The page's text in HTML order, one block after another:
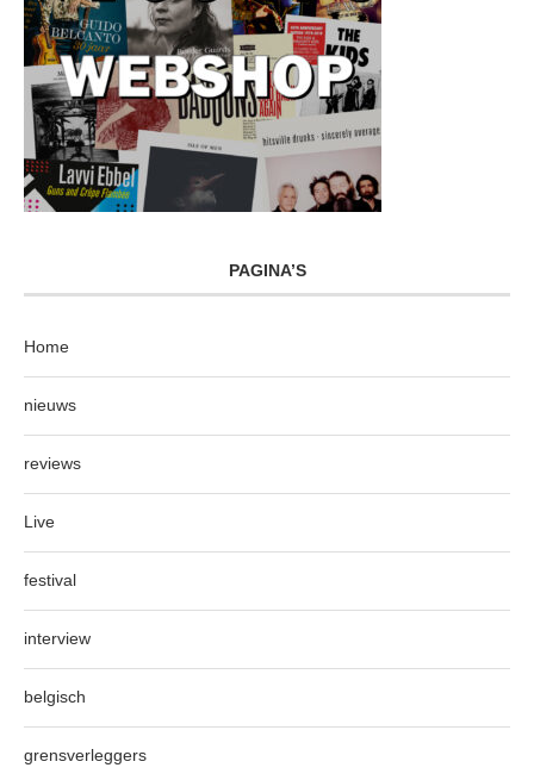
PAGINA’S
Home
nieuws
reviews
Live
festival
interview
belgisch
grensverleggers